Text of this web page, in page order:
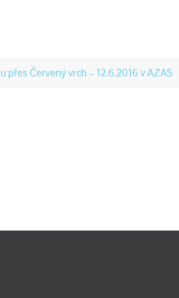
přes Červený vrch – 12.6.2016 v AZAS